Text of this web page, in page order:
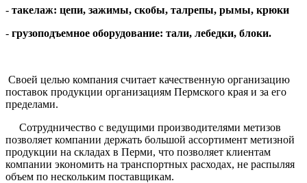
- такелаж: цепи, зажимы, скобы, талрепы, рымы, крюки
- грузоподъемное оборудование: тали, лебедки, блоки.
Своей целью компания считает качественную организацию
поставок продукции организациям Пермского края и за его
пределами.
Сотрудничество с ведущими производителями метизов
позволяет компании держать большой ассортимент метизной
продукции на складах в Перми, что позволяет клиентам
компании экономить на транспортных расходах, не распыляя
объем по нескольким поставщикам.